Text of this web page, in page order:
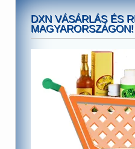
DXN VÁSÁRLÁS ÉS
MAGYARORSZÁGON!